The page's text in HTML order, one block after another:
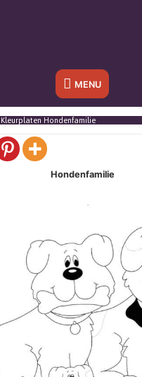
Onder
header
MENU
Kleurplaten Hondenfamilie
Hondenfamilie